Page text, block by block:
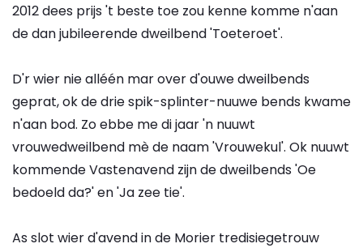
2012 dees prijs 't beste toe zou kenne komme n'aan
de dan jubileerende dweilbend 'Toeteroet'.
D'r wier nie alléén mar over d'ouwe dweilbends
geprat, ok de drie spik-splinter-nuuwe bends kwame
n'aan bod. Zo ebbe me di jaar 'n nuuwt
vrouwedweilbend mè de naam 'Vrouwekul'. Ok nuuwt
kommende Vastenavend zijn de dweilbends 'Oe
bedoeld da?' en 'Ja zee tie'.
As slot wier d'avend in de Morier tredisiegetrouw